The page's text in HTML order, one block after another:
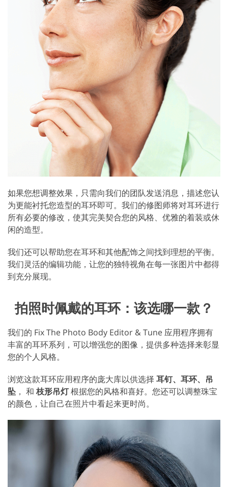
如果您想调整效果，只需向我们的团队发送消息，描述您认
为更能衬托您造型的耳环即可。我们的修图师将对耳环进行
所有必要的修改，使其完美契合您的风格、优雅的着装或休
闲的造型。
我们还可以帮助您在耳环和其他配饰之间找到理想的平衡。
我们灵活的编辑功能，让您的独特视角在每一张图片中都得
到充分展现。
拍照时佩戴的耳环：该选哪一款？
我们的 Fix The Photo Body Editor & Tune 应用程序拥有
丰富的耳环系列，可以增强您的图像，提供多种选择来彰显
您的个人风格。
浏览这款耳环应用程序的庞大库以供选择 耳钉、耳环、吊
坠 ， 和 枝形吊灯根据您的风格和喜好。您还可以调整珠宝
的颜色，让自己在照片中看起来更时尚。